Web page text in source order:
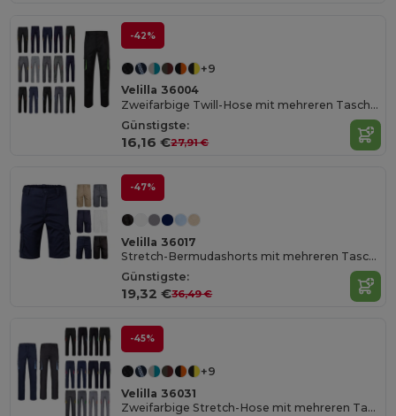
-42%
+9
Velilla 36004
Zweifarbige Twill-Hose mit mehreren Taschen (200 g/m²), aus Baumwolle (35 %) und Polyester (65 %)
Günstigste:
16,16 €27,91 €
-47%
Velilla 36017
Stretch-Bermudashorts mit mehreren Taschen (240 g/m²), aus Baumwolle (46 %), EME (38 %) und Polyester (16 %)
Günstigste:
19,32 €36,49 €
-45%
+9
Velilla 36031
Zweifarbige Stretch-Hose mit mehreren Taschen (240 g/m²), aus Baumwolle (46 %), EME (38 %) und Polyester (16 %)